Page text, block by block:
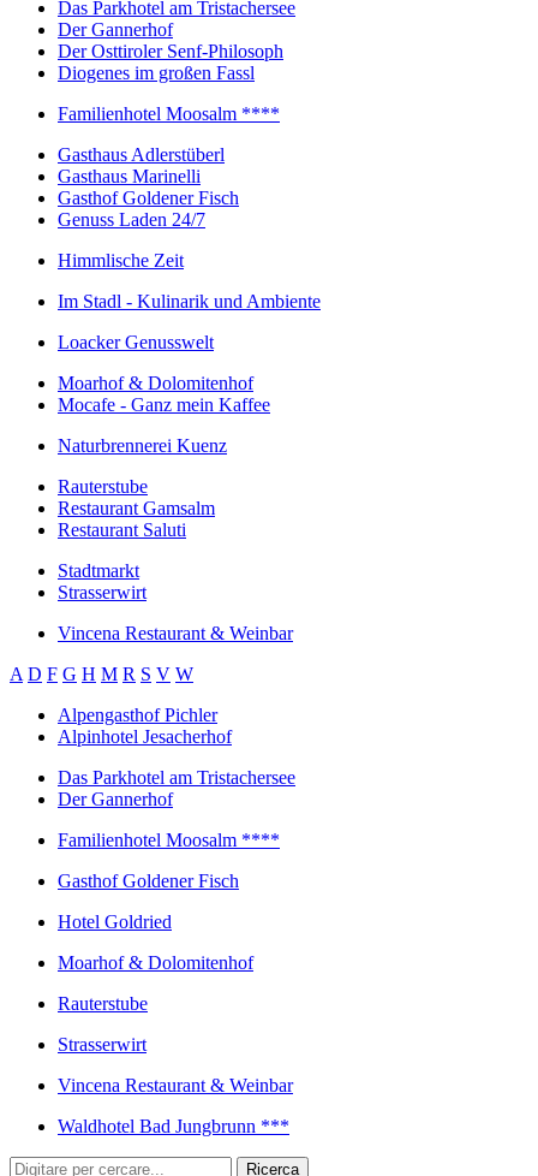
Das Parkhotel am Tristachersee
Der Gannerhof
Der Osttiroler Senf-Philosoph
Diogenes im großen Fassl
Familienhotel Moosalm ****
Gasthaus Adlerstüberl
Gasthaus Marinelli
Gasthof Goldener Fisch
Genuss Laden 24/7
Himmlische Zeit
Im Stadl - Kulinarik und Ambiente
Loacker Genusswelt
Moarhof & Dolomitenhof
Mocafe - Ganz mein Kaffee
Naturbrennerei Kuenz
Rauterstube
Restaurant Gamsalm
Restaurant Saluti
Stadtmarkt
Strasserwirt
Vincena Restaurant & Weinbar
A D F G H M R S V W
Alpengasthof Pichler
Alpinhotel Jesacherhof
Das Parkhotel am Tristachersee
Der Gannerhof
Familienhotel Moosalm ****
Gasthof Goldener Fisch
Hotel Goldried
Moarhof & Dolomitenhof
Rauterstube
Strasserwirt
Vincena Restaurant & Weinbar
Waldhotel Bad Jungbrunn ***